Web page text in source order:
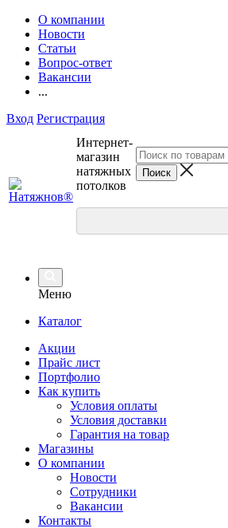
О компании
Новости
Статьи
Вопрос-ответ
Вакансии
...
Вход Регистрация
Интернет-
магазин
натяжных
потолков
Меню
Каталог
Акции
Прайс лист
Портфолио
Как купить
Условия оплаты
Условия доставки
Гарантия на товар
Магазины
О компании
Новости
Сотрудники
Вакансии
Контакты